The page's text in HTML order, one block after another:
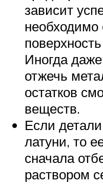
зависит
необходимо
Иногда
отжечь
остатков
веществ.
Если
латуни, то
сначала
раствором